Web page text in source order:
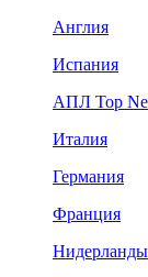
Англия
Испания
АПЛ Top
Италия
Германия
Франция
Нидерланды